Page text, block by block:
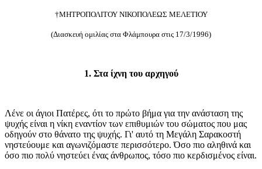
†ΜΗΤΡΟΠΟΛΙΤΟΥ ΝΙΚΟΠΟΛΕΩΣ ΜΕΛΕΤΙΟΥ
(Διασκευή ομιλίας στα Φλάμπουρα στις 17/3/1996)
1. Στα ίχνη του αρχηγού
Λένε οι άγιοι Πατέρες, ότι το πρώτο βήμα για την ανάσταση της
ψυχής είναι η νίκη εναντίον των επιθυμιών του σώματος που μας
οδηγούν στο θάνατο της ψυχής. Γι' αυτό τη Μεγάλη Σαρακοστή
νηστεύουμε και αγωνιζόμαστε περισσότερο. Όσο πιο αληθινά και
όσο πιο πολύ νηστεύει ένας άνθρωπος, τόσο πιο κερδισμένος είναι.